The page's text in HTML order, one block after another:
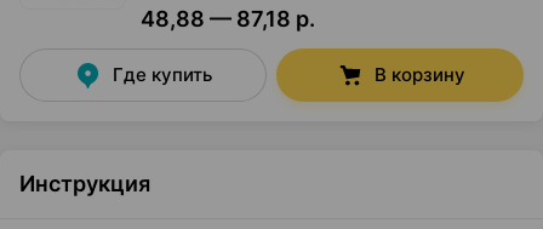
48,88 — 87,18 р.
Где купить В корзину
Инструкция